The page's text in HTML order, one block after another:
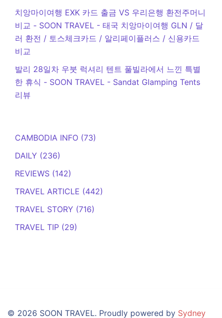
치앙마이여행 EXK 카드 출금 VS 우리은행 환전주머니
비교 - SOON TRAVEL - 태국 치앙마이여행 GLN / 달
러 환전 / 토스체크카드 / 알리페이플러스 / 신용카드
비교
발리 28일차 우붓 럭셔리 텐트 풀빌라에서 느낀 특별
한 휴식 - SOON TRAVEL - Sandat Glamping Tents
리뷰
CAMBODIA INFO (73)
DAILY (236)
REVIEWS (142)
TRAVEL ARTICLE (442)
TRAVEL STORY (716)
TRAVEL TIP (29)
© 2026 SOON TRAVEL. Proudly powered by Sydney